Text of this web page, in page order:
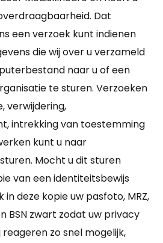
Dat
een verzoek kunt indienen
die wij over u verzameld
naar u of een
te sturen. Verzoeken
verwijdering,
intrekking van toestemming
kunt u naar
Mocht u dit sturen
van een identiteitsbewijs
deze kopie uw pasfoto, MRZ,
BSN zwart zodat uw privacy
zo snel mogelijk,